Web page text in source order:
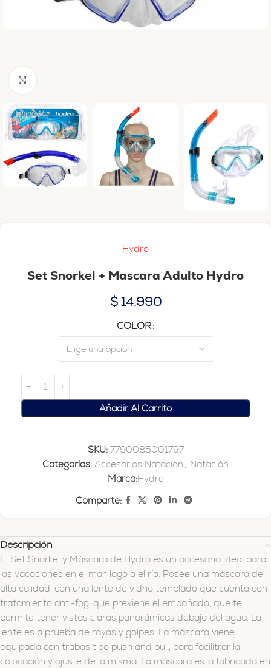
Hydro
Set Snorkel + Mascara Adulto Hydro
$14.990
COLOR
Añadir Al Carrito
SKU: 7790085001797
Categorías: Accesorios Natacion , Natación
Marca:Hydro
Comparte:
Descripción
El Set Snorkel y Máscara de Hydro es un accesorio ideal para
las vacaciones en el mar, lago o el río. Posee una máscara de
alta calidad, con una lente de vidrio templado que cuenta con
tratamiento anti-fog, que previene el empañado, que te
permite tener vistas claras panorámicas debajo del agua. La
lente es a prueba de rayas y golpes. La máscara viene
equipada con trabas tipo push and pull, para facilitrar la
colocación y ajuste de la misma. La máscara está fabricada en